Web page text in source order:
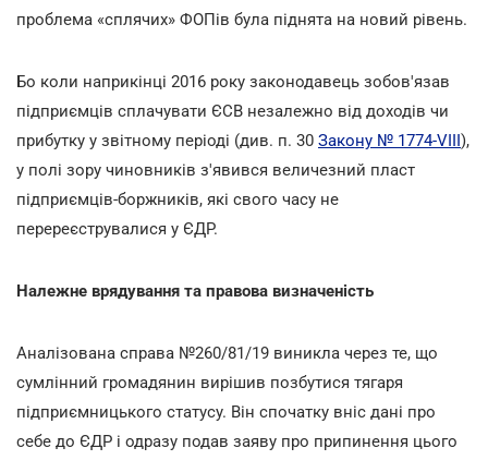
проблема «сплячих» ФОПів була піднята на новий рівень.
Бо коли наприкінці 2016 року законодавець зобов'язав
підприємців сплачувати ЄСВ незалежно від доходів чи
прибутку у звітному періоді (див. п. 30 Закону № 1774-VIII),
у полі зору чиновників з'явився величезний пласт
підприємців-боржників, які свого часу не
перереєструвалися у ЄДР.
Належне врядування та правова визначеність
Аналізована справа №260/81/19 виникла через те, що
сумлінний громадянин вирішив позбутися тягаря
підприємницького статусу. Він спочатку вніс дані про
себе до ЄДР і одразу подав заяву про припинення цього